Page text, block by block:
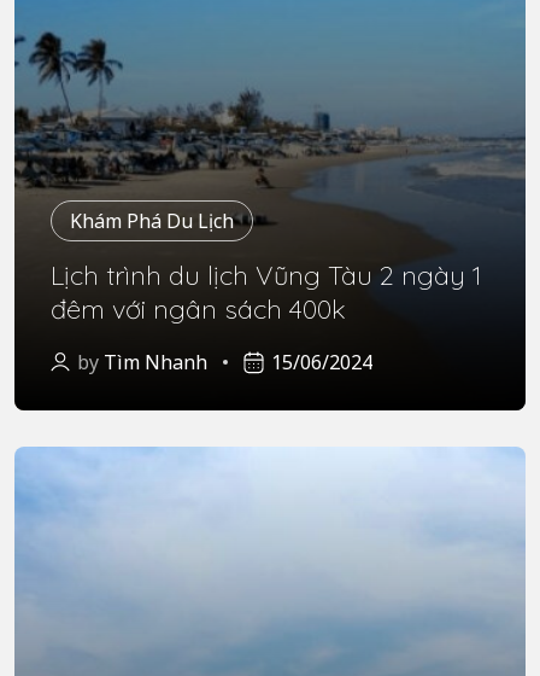
Khám Phá Du Lịch
Lịch trình du lịch Vũng Tàu 2 ngày 1
đêm với ngân sách 400k
by Tìm Nhanh 15/06/2024